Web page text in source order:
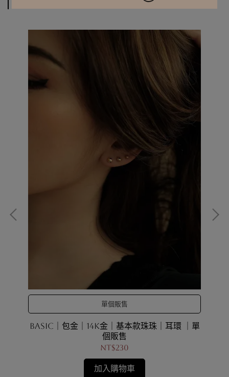
單個販售
BASIC｜包金｜14K金｜基本款珠珠｜耳環 ｜單
個販售
NT$230
加入購物車